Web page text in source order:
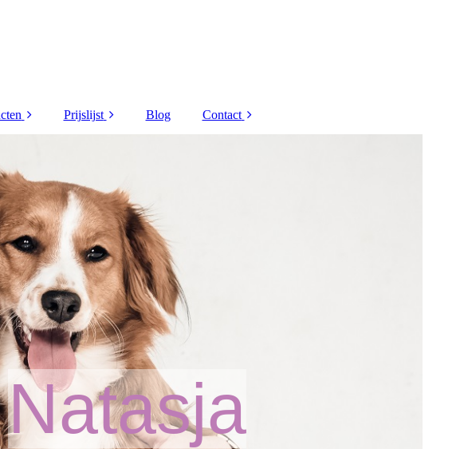
Grandel
Schrammek
make up
Ampullen
Maskers
Lacq3
Nagellak
Prijslijst
Dr Schrammek
Overige
behandelingen
Blog Contact
Natasja